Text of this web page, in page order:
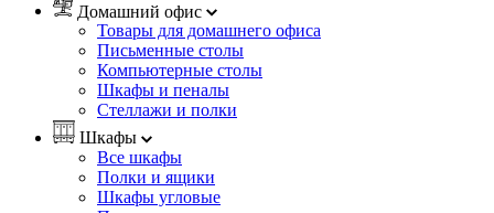
Домашний офис
Товары для домашнего офиса
Письменные столы
Компьютерные столы
Шкафы и пеналы
Стеллажи и полки
Шкафы
Все шкафы
Полки и ящики
Шкафы угловые